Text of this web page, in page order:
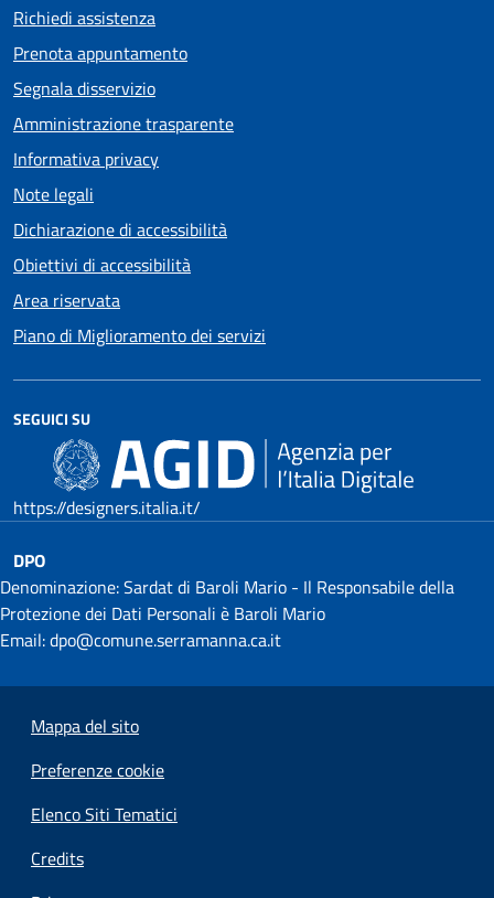
Richiedi assistenza
Prenota appuntamento
Segnala disservizio
Amministrazione trasparente
Informativa privacy
Note legali
Dichiarazione di accessibilità
Obiettivi di accessibilità
Area riservata
Piano di Miglioramento dei servizi
SEGUICI SU
https://designers.italia.it/
DPO
Denominazione: Sardat di Baroli Mario - Il Responsabile della
Protezione dei Dati Personali è Baroli Mario
Email: dpo@comune.serramanna.ca.it
Mappa del sito
Preferenze cookie
Elenco Siti Tematici
Credits